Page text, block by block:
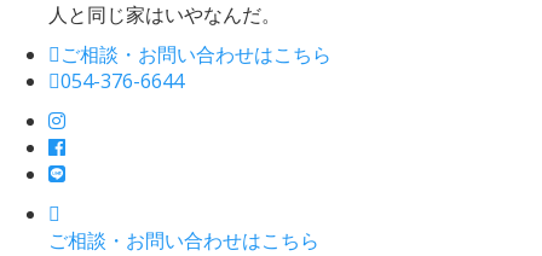
人と同じ家はいやなんだ。
ご相談・お問い合わせはこちら
054-376-6644
ご相談・お問い合わせはこちら